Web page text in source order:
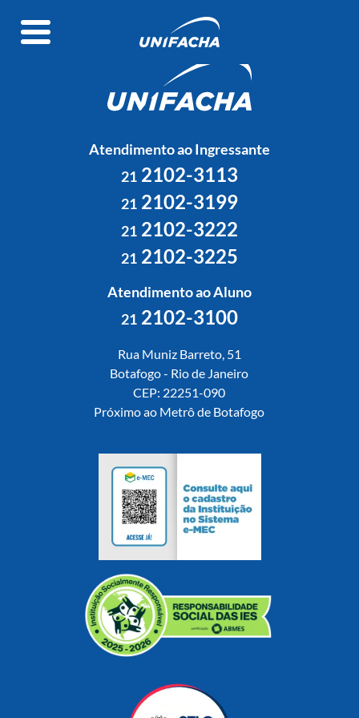
Atendimento ao Ingressante
212102-3113
212102-3199
212102-3222
212102-3225
Atendimento ao Aluno
212102-3100
Rua Muniz Barreto, 51
Botafogo - Rio de Janeiro
CEP: 22251-090
Próximo ao Metrô de Botafogo